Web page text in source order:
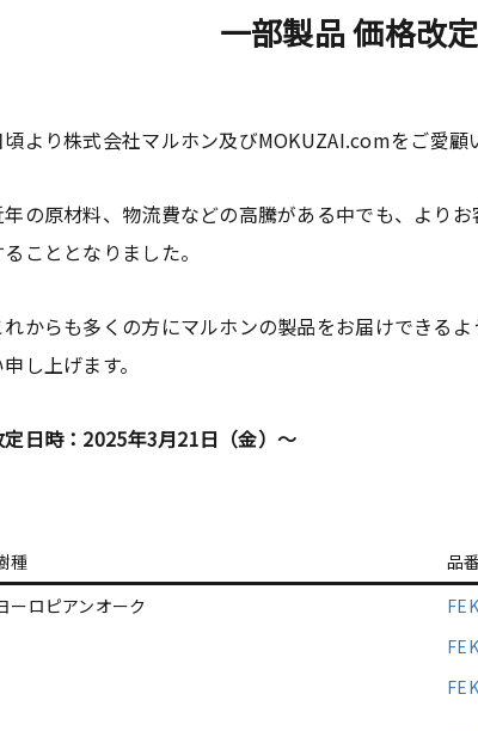
一部製品 価格改
頃より株式会社マルホン及びMOKUZAI.comをご愛顧
年の原材料、物流費などの高騰がある中でも、より
ることとなりました。
れからも多くの方にマルホンの製品をお届けできる
申し上げます。
定日時：2025年3月21日（金）～
種 品番
ーロピアンオーク